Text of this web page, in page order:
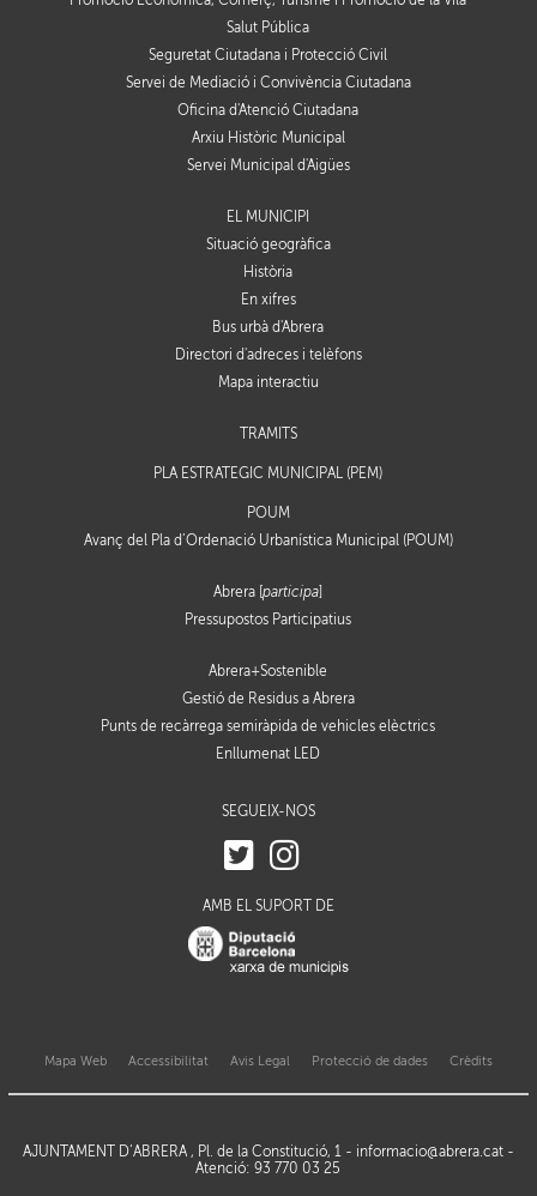
Salut Pública
Seguretat Ciutadana i Protecció Civil
Servei de Mediació i Convivència Ciutadana
Oficina d'Atenció Ciutadana
Arxiu Històric Municipal
Servei Municipal d'Aigües
EL MUNICIPI
Situació geogràfica
Història
En xifres
Bus urbà d'Abrera
Directori d'adreces i telèfons
Mapa interactiu
TRÀMITS
PLA ESTRATÈGIC MUNICIPAL (PEM)
POUM
Avanç del Pla d’Ordenació Urbanística Municipal (POUM)
Abrera [participa
Pressupostos Participatius
Abrera+Sostenible
Gestió de Residus a Abrera
Punts de recàrrega semiràpida de vehicles elèctrics
Enllumenat LED
SEGUEIX-NOS
AMB EL SUPORT DE
Mapa Web Accessibilitat Avis Legal Protecció de dades Crèdits
AJUNTAMENT D’ABRERA , Pl. de la Constitució, 1 - informacio@abrera.cat-
Atenció: 93 770 03 25